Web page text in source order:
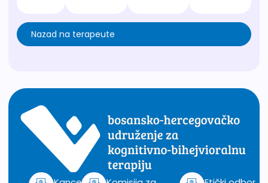
Nazad na terapeute